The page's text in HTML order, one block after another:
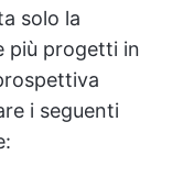
solo la
più progetti in
i seguenti